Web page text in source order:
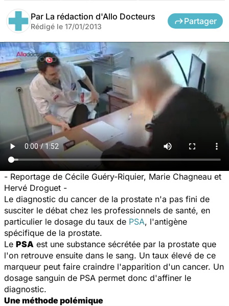
Par La rédaction d'Allo Docteurs
Rédigé le 17/01/2013
Partager
- Reportage de Cécile Guéry-Riquier, Marie Chagneau et
Hervé Droguet -
Le diagnostic du cancer de la prostate n'a pas fini de
susciter le débat chez les professionnels de santé, en
particulier le dosage du taux de PSA, l'antigène
spécifique de la prostate.
Le PSA est une substance sécrétée par la prostate que
l'on retrouve ensuite dans le sang. Un taux élevé de ce
marqueur peut faire craindre l'apparition d'un cancer. Un
dosage sanguin de PSA permet donc d'affiner le
diagnostic.
Une méthode polémique